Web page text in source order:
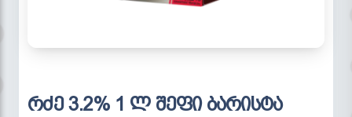
რძე 3.2% 1 ლ შეფი ბარისტა